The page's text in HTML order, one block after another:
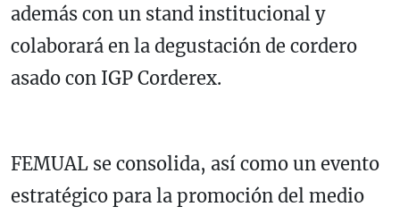
además con un stand institucional y
colaborará en la degustación de cordero
asado con IGP Corderex.
FEMUAL se consolida, así como un evento
estratégico para la promoción del medio